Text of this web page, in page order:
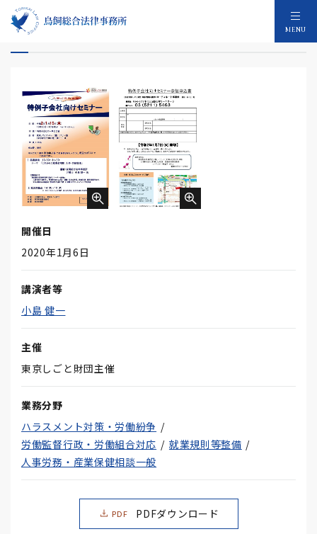
MENU
特例子会社向けセミナー
開催日
2020年1月6日
講演者等
小島 健一
主催
東京しごと財団主催
業務分野
ハラスメント対策・労働紛争
労働監督行政・労働組合対応
就業規則等整備
人事労務・産業保健相談一般
PDF PDFダウンロード